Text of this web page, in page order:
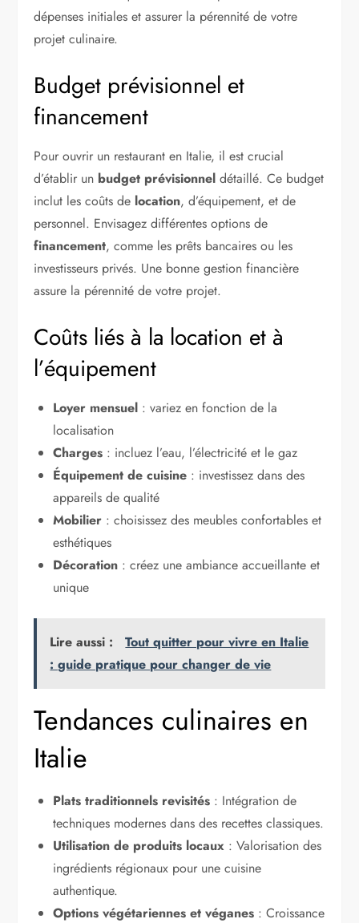
dépenses initiales et assurer la pérennité de votre
projet culinaire.
Budget prévisionnel et
financement
Pour ouvrir un restaurant en Italie, il est crucial
d’établir un budget prévisionnel détaillé. Ce budget
inclut les coûts de location, d’équipement, et de
personnel. Envisagez différentes options de
financement, comme les prêts bancaires ou les
investisseurs privés. Une bonne gestion financière
assure la pérennité de votre projet.
Coûts liés à la location et à
l’équipement
Loyer mensuel : variez en fonction de la
localisation
Charges : incluez l’eau, l’électricité et le gaz
Équipement de cuisine : investissez dans des
appareils de qualité
Mobilier : choisissez des meubles confortables et
esthétiques
Décoration : créez une ambiance accueillante et
unique
Lire aussi :
Tout quitter pour vivre en Italie
: guide pratique pour changer de vie
Tendances culinaires en
Italie
Plats traditionnels revisités : Intégration de
techniques modernes dans des recettes classiques.
Utilisation de produits locaux : Valorisation des
ingrédients régionaux pour une cuisine
authentique.
Options végétariennes et véganes : Croissance